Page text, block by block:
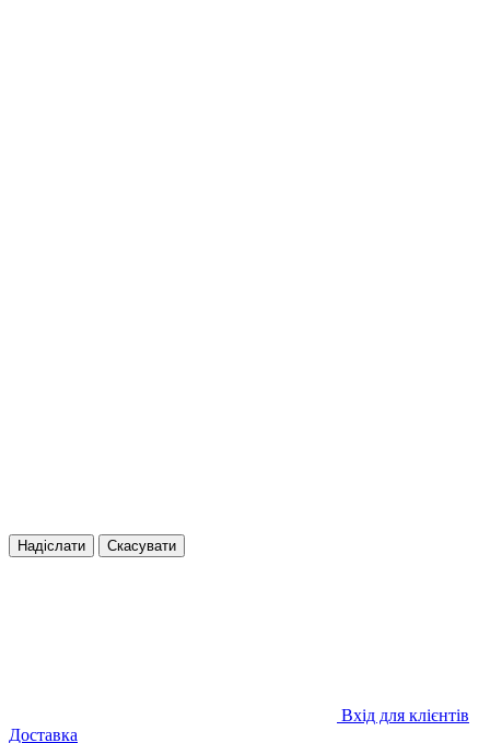
Надіслати Скасувати
Вхід для клієнтів
Доставка